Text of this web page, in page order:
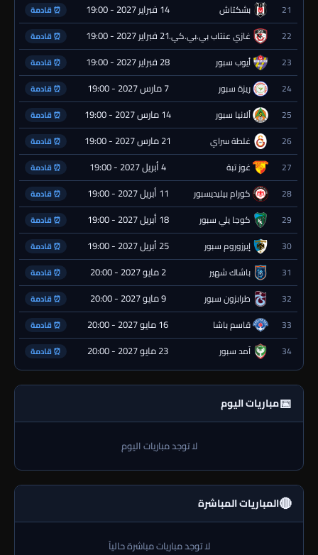
21 بشكتاش 14 فبراير 2027 - 19:00 ⏰ قادمة
22 غازي عنتاب بي.بي.كي.21 فبراير 2027 - 19:00 ⏰ قادمة
23 أيوب سبور 28 فبراير 2027 - 19:00 ⏰ قادمة
24 ريزة سبور 7 مارس 2027 - 19:00 ⏰ قادمة
25 ألانيا سبور 14 مارس 2027 - 19:00 ⏰ قادمة
26 غلطة سراي 21 مارس 2027 - 19:00 ⏰ قادمة
27 غوز تبة 4 أبريل 2027 - 19:00 ⏰ قادمة
28 كورام بيليديسبور 11 أبريل 2027 - 19:00 ⏰ قادمة
29 كوجا يلي سبور 18 أبريل 2027 - 19:00 ⏰ قادمة
30 إيرزوروم سبور 25 أبريل 2027 - 19:00 ⏰ قادمة
31 باشاك شهير 2 مايو 2027 - 20:00 ⏰ قادمة
32 طرابزون سبور 9 مايو 2027 - 20:00 ⏰ قادمة
33 قاسم باشا 16 مايو 2027 - 20:00 ⏰ قادمة
34 آمد سبور 23 مايو 2027 - 20:00 ⏰ قادمة
📅مباريات اليوم
لا توجد مباريات اليوم
🔴المباريات المباشرة
لا توجد مباريات مباشرة حالياً